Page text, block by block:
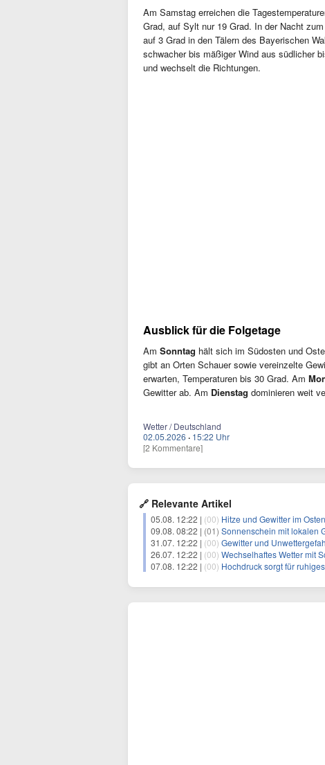
Am Samstag erreichen die
Grad, auf Sylt nur 19 Grad. In der Nacht
auf 3 Grad in den Tälern des Bayerischen
schwacher bis mäßiger Wind aus südlicher
und wechselt die Richtungen.
Ausblick für die Folgetage
Am Sonntag hält sich im Südosten und
gibt an Orten Schauer sowie vereinzelte
erwarten, Temperaturen bis 30 Grad. Am
Gewitter ab. Am Dienstag dominieren weit
Wetter / Deutschland
02.05.2026 · 15:22 Uhr
[2 Kommentare]
🔗 Relevante Artikel
05.08. 12:22 | (00) Hitze und Gewitter im
09.08. 08:22 | (01) Sonnenschein mit lokalen
31.07. 12:22 | (00) Gewitter und
26.07. 12:22 | (00) Wechselhaftes Wetter mit
07.08. 12:22 | (00) Hochdruck sorgt für